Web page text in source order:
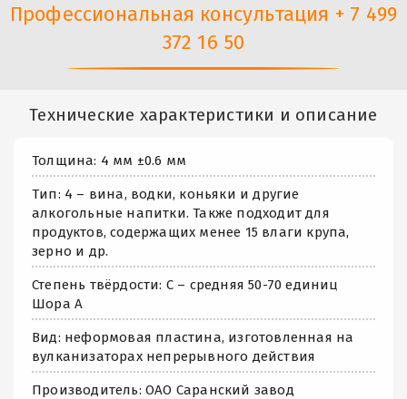
Профессиональная консультация + 7 499
372 16 50
Технические характеристики и описание
Толщина: 4 мм ±0.6 мм
Тип: 4 – вина, водки, коньяки и другие
алкогольные напитки. Также подходит для
продуктов, содержащих менее 15 влаги крупа,
зерно и др.
Степень твёрдости: С – средняя 50-70 единиц
Шора А
Вид: неформовая пластина, изготовленная на
вулканизаторах непрерывного действия
Производитель: ОАО Саранский завод